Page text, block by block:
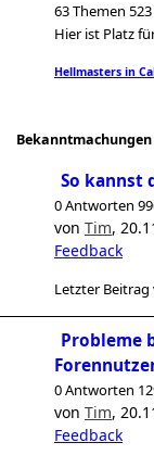
63 Themen
Hier ist Platz
Hellmasters in
Bekanntmachungen
So kannst
0 Antworten
von Tim,
Feedback
Letzter Beitrag
Probleme
0 Antworten
von Tim,
Feedback